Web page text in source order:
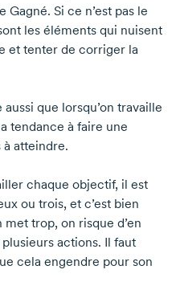
Gagné. Si ce n’est pas le
les éléments qui nuisent
et tenter de corriger la
aussi que lorsqu’on travaille
tendance à faire une
à atteindre.
chaque objectif, il est
ou trois, et c’est bien
met trop, on risque d’en
actions. Il faut
cela engendre pour son